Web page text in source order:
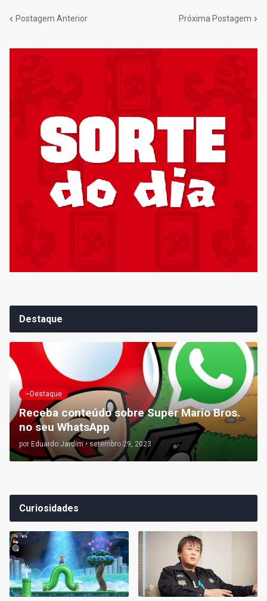
Postagem Anterior Próxima Postagem
Destaque
~Destaque
Receba conteúdo sobre Super Mario Bros.
no seu WhatsApp
por Eduardo Jardim • setembro 29, 2023
Curiosidades